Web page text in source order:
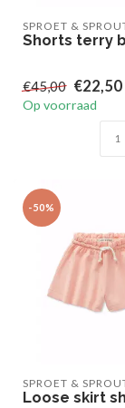
SPROET &
Shorts terry
€45,00 €22,50
Op voorraad
-50%
SPROET &
Loose skirt